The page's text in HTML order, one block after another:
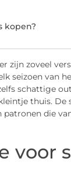
kopen?
zijn zoveel
seizoen van
schattige
thuis. De
die
voor